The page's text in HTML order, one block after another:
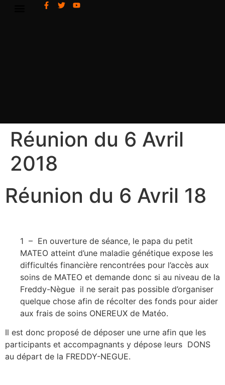
Réunion du 6 Avril
2018
Réunion du 6 Avril 18
1 – En ouverture de séance, le papa du petit
MATEO atteint d’une maladie génétique expose les
difficultés financière rencontrées pour l’accès aux
soins de MATEO et demande donc si au niveau de la
Freddy-Nègue il ne serait pas possible d’organiser
quelque chose afin de récolter des fonds pour aider
aux frais de soins ONEREUX de Matéo.
Il est donc proposé de déposer une urne afin que les
participants et accompagnants y dépose leurs DONS
au départ de la FREDDY-NEGUE.